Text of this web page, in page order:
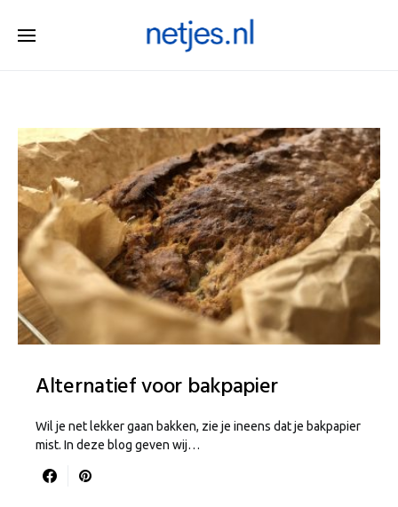
Alternatief voor bakpapier
Wil je net lekker gaan bakken, zie je ineens dat je bakpapier
mist. In deze blog geven wij…